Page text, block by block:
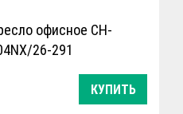
офисное CH-
26-291
КУПИТЬ